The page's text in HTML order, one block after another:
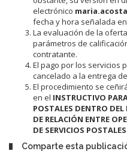
electrónico
fecha y hora señalada
La evaluación de la
parámetros de
contratante.
El pago por los servicios
cancelado a la entrega
El procedimiento se
en el INSTRUCTIVO
POSTALES DENTRO
DE RELACIÓN ENTRE
DE SERVICIOS
Comparte esta